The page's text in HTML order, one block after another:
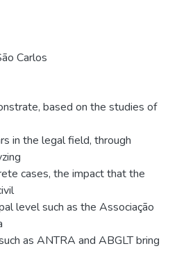
Carlos
based on the studies of
in the legal field, through
cases, the impact that the
level such as the Associação
as ANTRA and ABGLT bring